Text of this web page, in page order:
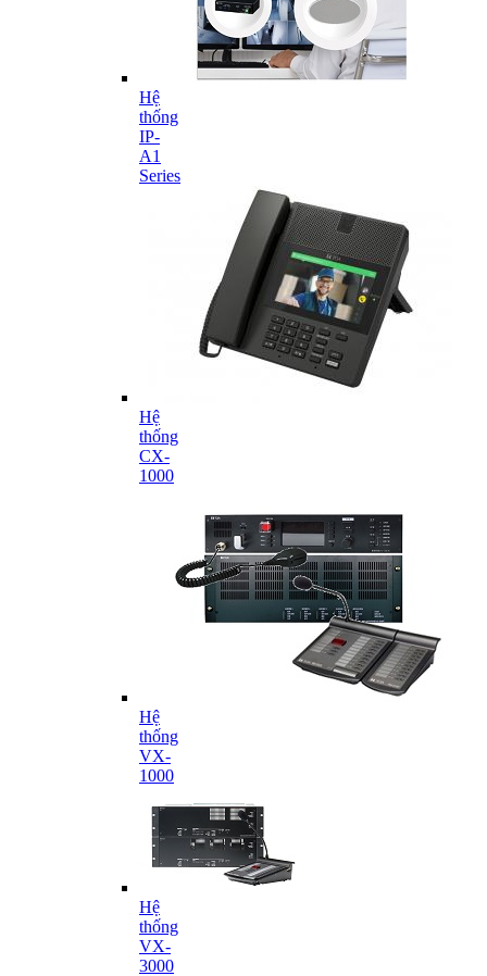
Hệ
thống
IP-
A1
Series
Hệ
thống
CX-
1000
Hệ
thống
VX-
1000
Hệ
thống
VX-
3000